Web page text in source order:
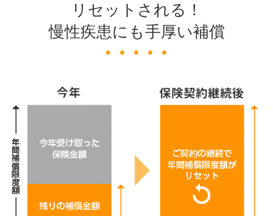
リセットされる！
慢性疾患にも手厚い補償